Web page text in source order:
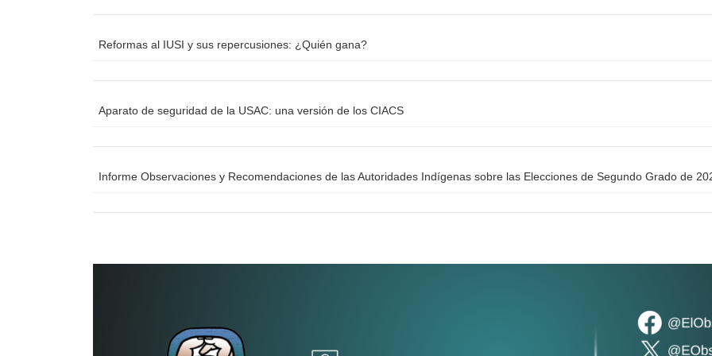
Reformas al IUSI y sus repercusiones: ¿Quién gana?
Aparato de seguridad de la USAC: una versión de los CIACS
Informe Observaciones y Recomendaciones de las Autoridades Indígenas sobre las Elecciones de Segundo Grado de